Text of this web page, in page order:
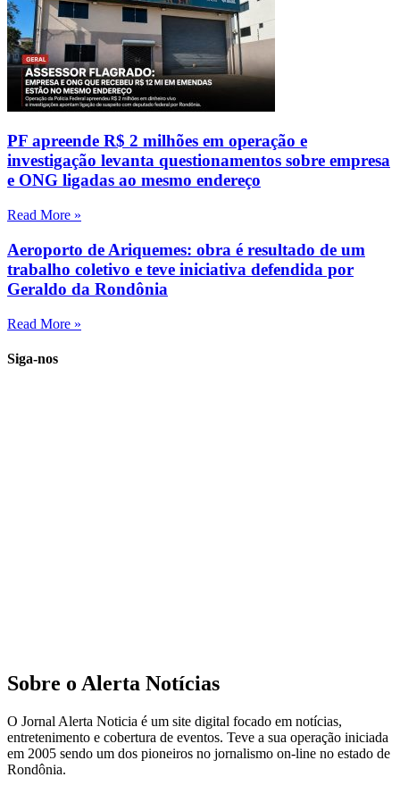
PF apreende R$ 2 milhões em operação e
investigação levanta questionamentos sobre empresa
e ONG ligadas ao mesmo endereço
Read More »
Aeroporto de Ariquemes: obra é resultado de um
trabalho coletivo e teve iniciativa defendida por
Geraldo da Rondônia
Read More »
Siga-nos
Sobre o Alerta Notícias
O Jornal Alerta Noticia é um site digital focado em notícias,
entretenimento e cobertura de eventos. Teve a sua operação iniciada
em 2005 sendo um dos pioneiros no jornalismo on-line no estado de
Rondônia.